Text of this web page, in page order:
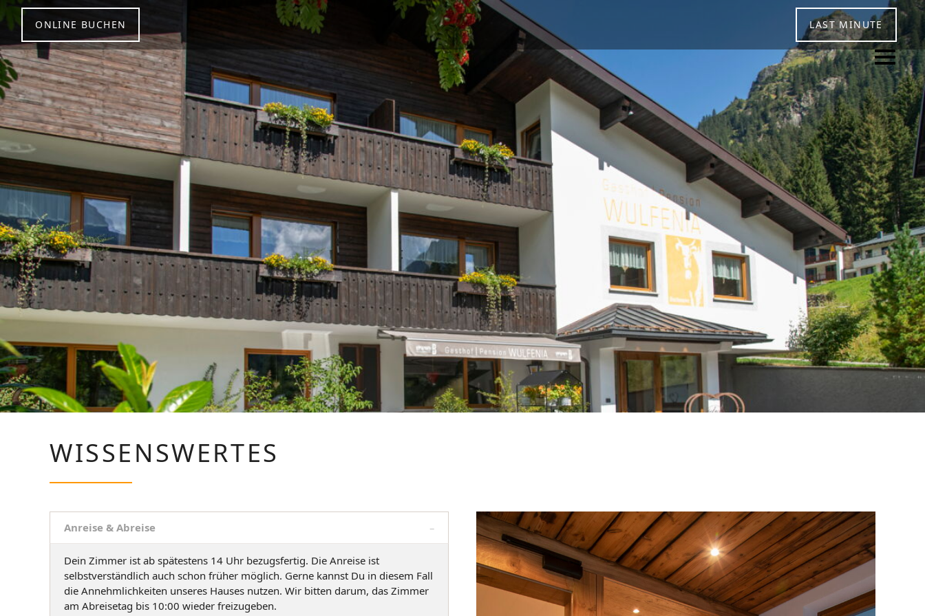
ONLINE BUCHEN LAST MINUTE
WISSENSWERTES
Anreise & Abreise
Dein Zimmer ist ab spätestens 14 Uhr bezugsfertig. Die Anreise ist
selbstverständlich auch schon früher möglich. Gerne kannst Du in diesem Fall
die Annehmlichkeiten unseres Hauses nutzen. Wir bitten darum, das Zimmer
am Abreisetag bis 10:00 wieder freizugeben.